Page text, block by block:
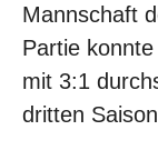
Mannschaft
Partie
mit 3:1
dritten